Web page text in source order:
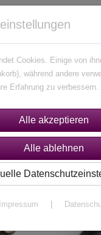
Unikatschmuck 925
Cookies. Einige von
während andere
Erfahrung zu verbessern.
Impressum